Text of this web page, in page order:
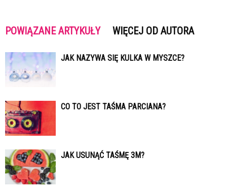
POWIĄZANE ARTYKUŁY WIĘCEJ OD AUTORA
JAK NAZYWA SIĘ KULKA W MYSZCE?
CO TO JEST TAŚMA PARCIANA?
JAK USUNĄĆ TAŚMĘ 3M?